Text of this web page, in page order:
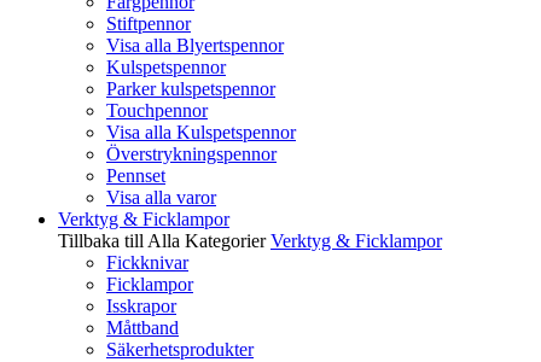
Stiftpennor
Visa alla Blyertspennor
Kulspetspennor
Parker kulspetspennor
Touchpennor
Visa alla Kulspetspennor
Överstrykningspennor
Pennset
Visa alla varor
Verktyg & Ficklampor
Tillbaka till Alla Kategorier Verktyg & Ficklampor
Fickknivar
Ficklampor
Isskrapor
Måttband
Säkerhetsprodukter